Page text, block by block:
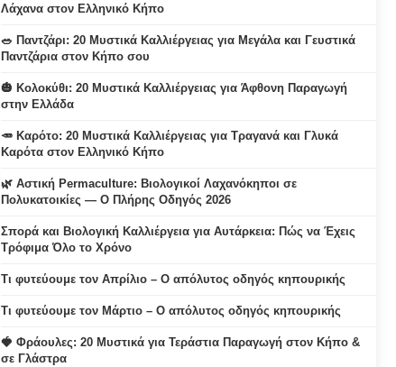
Λάχανα στον Ελληνικό Κήπο
🥗 Παντζάρι: 20 Μυστικά Καλλιέργειας για Μεγάλα και Γευστικά
Παντζάρια στον Κήπο σου
🎃 Κολοκύθι: 20 Μυστικά Καλλιέργειας για Άφθονη Παραγωγή
στην Ελλάδα
🥕 Καρότο: 20 Μυστικά Καλλιέργειας για Τραγανά και Γλυκά
Καρότα στον Ελληνικό Κήπο
🌿 Αστική Permaculture: Βιολογικοί Λαχανόκηποι σε
Πολυκατοικίες — Ο Πλήρης Οδηγός 2026
Σπορά και Βιολογική Καλλιέργεια για Αυτάρκεια: Πώς να Έχεις
Τρόφιμα Όλο το Χρόνο
Τι φυτεύουμε τον Απρίλιο – Ο απόλυτος οδηγός κηπουρικής
Τι φυτεύουμε τον Μάρτιο – Ο απόλυτος οδηγός κηπουρικής
🍓 Φράουλες: 20 Μυστικά για Τεράστια Παραγωγή στον Κήπο &
σε Γλάστρα